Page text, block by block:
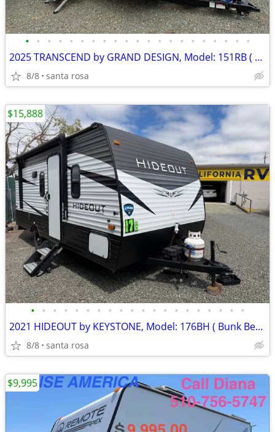
• • • • • • • • • • • • • • • • • • • • •
2025 TRANSCEND by GRAND DESIGN, Model: 151RB ( SMALL TRAILER)
8/8 santa rosa
• • • • • • • • • • • • • • • • • • • •
2021 HIDEOUT by KEYSTONE, Model: 176BH ( Bunk Beds)
8/8 santa rosa
$15,888
$9,995